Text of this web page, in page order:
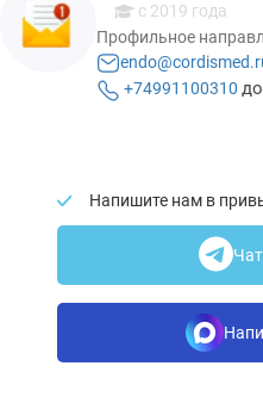
с 2019 года
Профильное
+74991100310
Напишите нам в